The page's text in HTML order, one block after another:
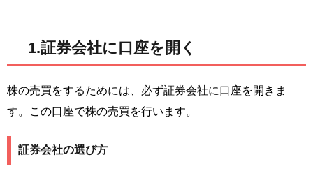
1.証券会社に口座を開く
株の売買をするためには、必ず証券会社に口座を開きま
す。この口座で株の売買を行います。
証券会社の選び方